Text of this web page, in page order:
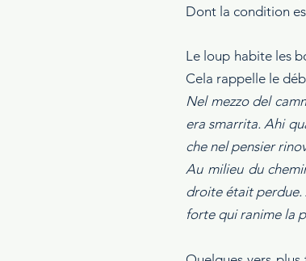
Dont la condition
Le loup habite les
Cela rappelle le
Nel mezzo del
era smarrita. Ahi
che nel pensier
Au milieu du
droite était perdue.
forte qui ranime la